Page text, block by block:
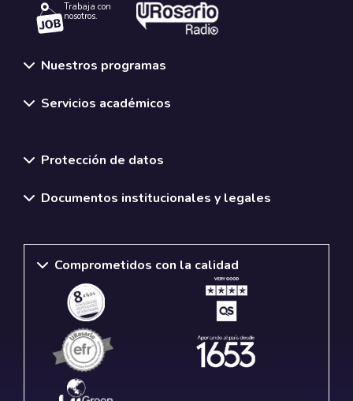
Trabaja con
nosotros.
Nuestros programas
Servicios académicos
Protección de datos
Documentos institucionales y legales
Comprometidos con la calidad